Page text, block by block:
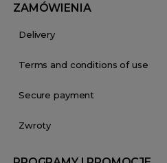
ZAMÓWIENIA
Delivery
Terms and conditions of use
Secure payment
Zwroty